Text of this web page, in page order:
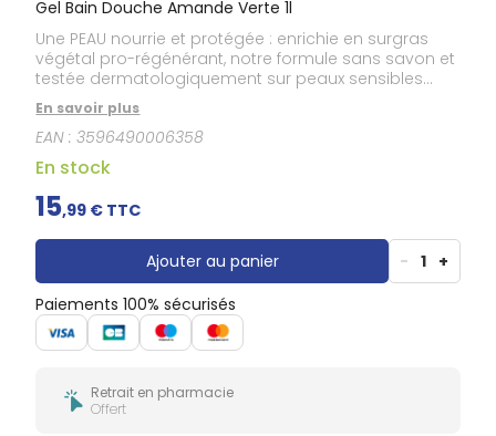
Gel Bain Douche Amande Verte 1l
Une PEAU nourrie et protégée : enrichie en surgras
végétal pro-régénérant, notre formule sans savon et
testée dermatologiquement sur peaux sensibles
nettoie la peau en douceur et aide à préserver son
processus naturel de régénération. Un moment de
BIEN-ÊTRE grâce à sa mousse onctueuse et son
parfum amande verte. Un geste pour la PLANÈTE avec
sa bouteille 100% en plastique recyclé et recyclable.
Pour toute la FAMILLE : petits et grands dès 1 an.
En savoir plus
EAN :3596490006358
En stock
15,99 € TTC
Ajouter au panier - 1 +
Paiements 100% sécurisés
Retrait en pharmacie
Offert